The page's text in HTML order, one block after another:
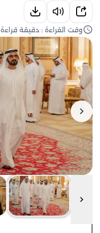
وقت القراءة : دقيقة قراءة